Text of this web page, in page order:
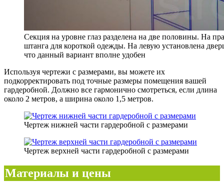
Секция на уровне глаз разделена на две половины. На
штанга для короткой одежды. На левую установлена
что данный вариант вполне удобен
Используя чертежи с размерами, вы можете их
подкорректировать под точные размеры помещения вашей
гардеробной. Должно все гармонично смотреться, если длина
около 2 метров, а ширина около 1,5 метров.
Чертеж нижней части гардеробной с размерами
Чертеж верхней части гардеробной с размерами
Материалы и цены